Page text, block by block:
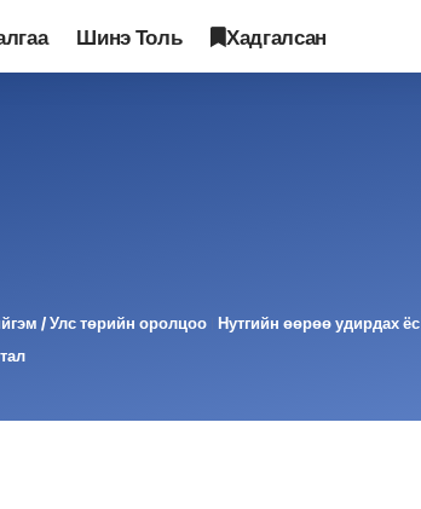
Шинэ Толь Хадгалсан
/ Улс төрийн оролцоо Нутгийн өөрөө удирдах ёс